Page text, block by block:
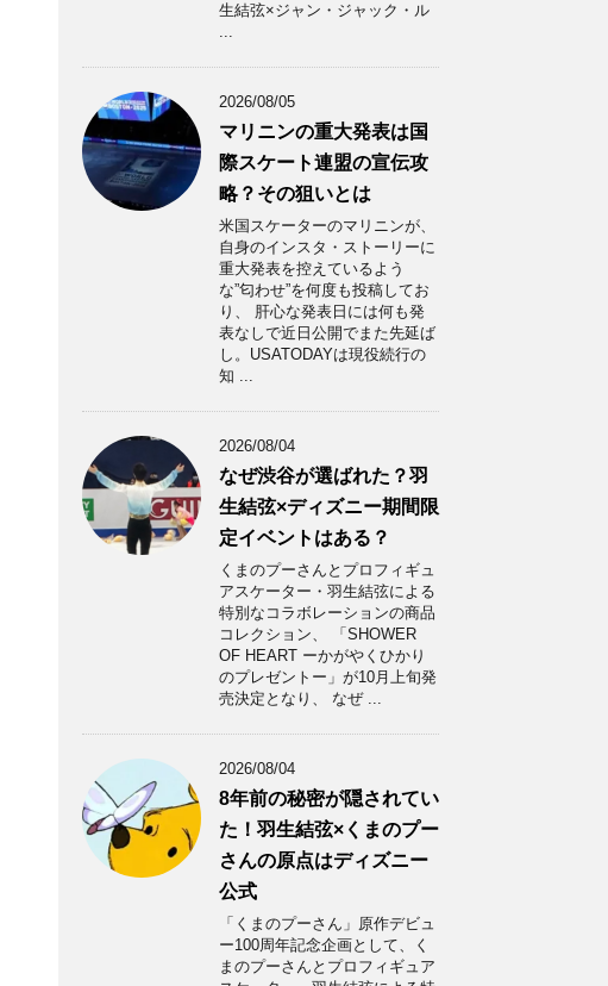
生結弦×ジャン・ジャック・ル
...
2026/08/05
マリニンの重大発表は国
際スケート連盟の宣伝攻
略？その狙いとは
米国スケーターのマリニンが、
自身のインスタ・ストーリーに
重大発表を控えているよう
な”匂わせ”を何度も投稿してお
り、 肝心な発表日には何も発
表なしで近日公開でまた先延ば
し。USATODAYは現役続行の
知 ...
2026/08/04
なぜ渋谷が選ばれた？羽
生結弦×ディズニー期間限
定イベントはある？
くまのプーさんとプロフィギュ
アスケーター・羽生結弦による
特別なコラボレーションの商品
コレクション、 「SHOWER
OF HEART ーかがやくひかり
のプレゼントー」が10月上旬発
売決定となり、 なぜ ...
2026/08/04
8年前の秘密が隠されてい
た！羽生結弦×くまのプー
さんの原点はディズニー
公式
「くまのプーさん」原作デビュ
ー100周年記念企画として、く
まのプーさんとプロフィギュア